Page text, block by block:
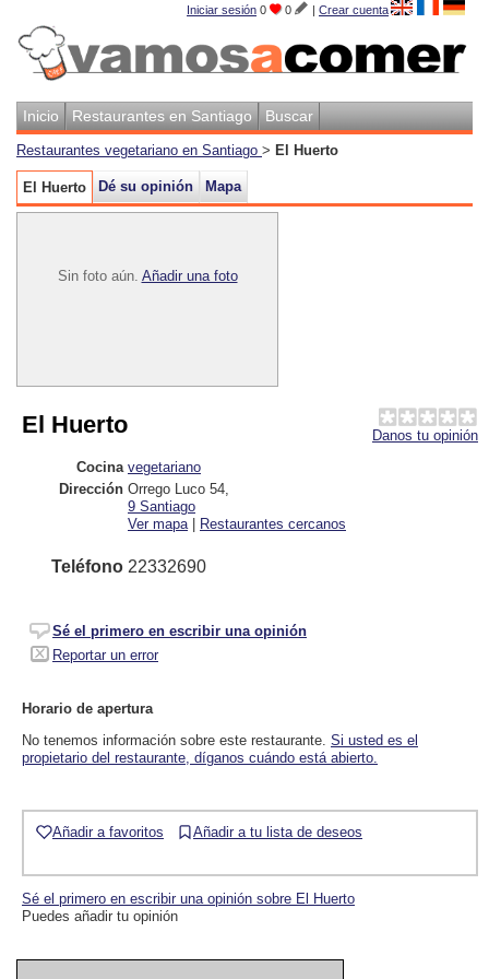
Iniciar sesión 0 0 | Crear cuenta
Inicio Restaurantes en Santiago Buscar
Restaurantes vegetariano en Santiago > El Huerto
El Huerto Dé su opinión Mapa
Sin foto aún. Añadir una foto
Danos tu opinión
El Huerto
Cocina vegetariano
Dirección Orrego Luco 54
9 Santiago
Ver mapa | Restaurantes cercanos
Teléfono 22332690
Sé el primero en escribir una opinión
Reportar un error
Horario de apertura
No tenemos información sobre este restaurante. Si usted es el
propietario del restaurante, díganos cuándo está abierto.
Añadir a favoritos Añadir a tu lista de deseos
Sé el primero en escribir una opinión sobre El Huerto
Puedes añadir tu opinión